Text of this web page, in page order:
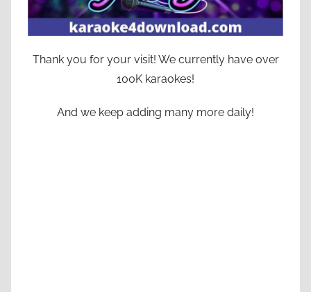
Thank you for your visit! We currently have over
100K karaokes!
And we keep adding many more daily!